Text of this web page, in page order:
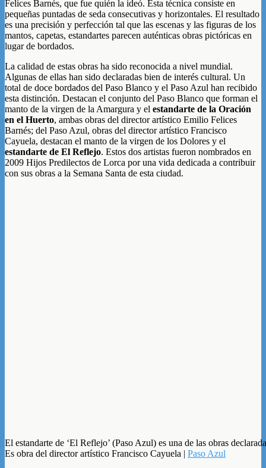
Felices Barnés, que fue quién la ideó. Esta técnica consiste en
pequeñas puntadas de seda consecutivas y horizontales. El resultado
es una precisión y perfección tal que las escenas y las figuras de los
mantos, capetas, estandartes parecen auténticas obras pictóricas en
lugar de bordados.
La calidad de estas obras ha sido reconocida a nivel mundial.
Algunas de ellas han sido declaradas bien de interés cultural. Un
total de doce bordados del Paso Blanco y el Paso Azul han recibido
esta distinción. Destacan el conjunto del Paso Blanco que forman el
manto de la virgen de la Amargura y el estandarte de la Oración
en el Huerto, ambas obras del director artístico Emilio Felices
Barnés; del Paso Azul, obras del director artístico Francisco
Cayuela, destacan el manto de la virgen de los Dolores y el
estandarte de El Reflejo. Estos dos artistas fueron nombrados en
2009 Hijos Predilectos de Lorca por una vida dedicada a contribuir
con sus obras a la Semana Santa de esta ciudad.
El estandarte de ‘El Reflejo’ (Paso Azul) es una de las obras
Es obra del director artístico Francisco Cayuela | Paso Azul